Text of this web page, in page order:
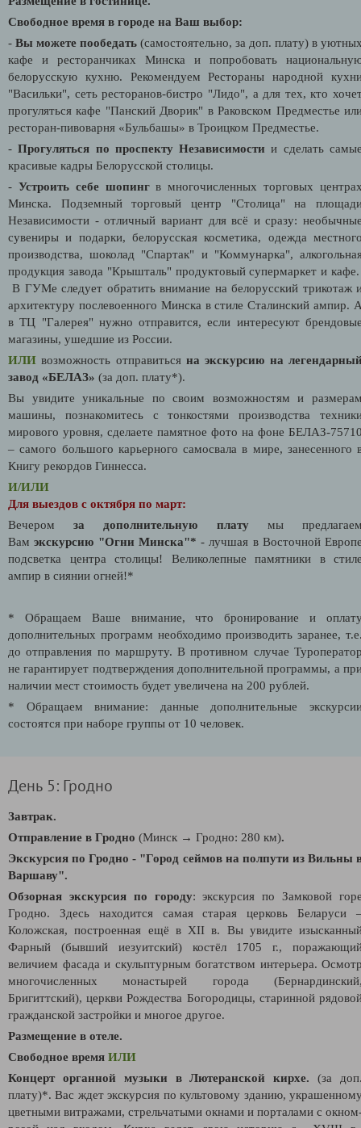
Свободное время в городе на Ваш выбор:
- Вы можете пообедать (самостоятельно, за доп. плату) в
кафе и ресторанчиках Минска и попробовать
белорусскую кухню. Рекомендуем Рестораны народной
"Васильки", сеть ресторанов-бистро "Лидо", а для тех, кто
прогуляться кафе "Панский Дворик" в Раковском Предместье
ресторан-пивоварня «Бульбашы» в Троицком Предместье.
-Прогуляться по проспекту Независимости и сделать
красивые кадры Белорусской столицы.
- Устроить себе шопингв многочисленных торговых
Минска. Подземный торговый центр "Столица" на
Независимости - отличный вариант для всё и сразу:
сувениры и подарки, белорусская косметика, одежда
производства, шоколад "Спартак" и "Коммунарка",
продукция завода "Крышталь" продуктовый супермаркет и
В ГУМе следует обратить внимание на белорусский трикотаж
архитектуру послевоенного Минска в стиле Сталинский ампир.
в ТЦ "Галерея" нужно отправится, если интересуют
магазины, ушедшие из России.
ИЛИ возможность отправитьсяна экскурсию на
завод «БЕЛАЗ» (за доп. плату*).
Вы увидите уникальные по своим возможностям и
машины, познакомитесь с тонкостями производства
мирового уровня, сделаете памятное фото на фоне БЕЛАЗ-
– самого большого карьерного самосвала в мире, занесенного
Книгу рекордов Гиннесса.
И/ИЛИ
Для выездов с октября по март:
Вечеромза дополнительную платумы
Вамэкскурсию "Огни Минска"* - лучшая в Восточной
подсветка центра столицы! Великолепные памятники в
ампир в сиянии огней!*
* Обращаем Ваше внимание, что бронирование и
дополнительных программ необходимо производить заранее,
до отправления по маршруту. В противном случае
не гарантирует подтверждения дополнительной программы, а
наличии мест стоимость будет увеличена на 200 рублей.
* Обращаем внимание: данные дополнительные
состоятся при наборе группы от 10 человек.
День 5: Гродно
Завтрак.
Отправление в Гродно (Минск → Гродно: 280 км).
Экскурсия по Гродно - "Город сеймов на полпути из Вильны
Варшаву".
Обзорная экскурсия по городу: экскурсия по Замковой
Гродно. Здесь находится самая старая церковь Беларуси
Коложская, построенная ещё в XII в. Вы увидите
Фарный (бывший иезуитский) костёл 1705 г.,
величием фасада и скульптурным богатством интерьера.
многочисленных монастырей города
Бригиттский), церкви Рождества Богородицы, старинной
гражданской застройки и многое другое.
Размещение в отеле.
Свободное время ИЛИ
Концерт органной музыки в Лютеранской кирхе.(за
плату)*. Вас ждет экскурсия по культовому зданию,
цветными витражами, стрельчатыми окнами и порталами с